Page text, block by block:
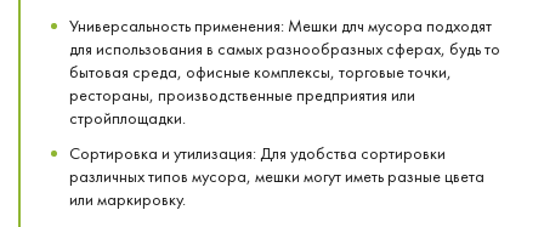
Универсальность применения: Мешки длч мусора подходят
для использования в самых разнообразных сферах, будь то
бытовая среда, офисные комплексы, торговые точки,
рестораны, производственные предприятия или
стройплощадки.
Сортировка и утилизация: Для удобства сортировки
различных типов мусора, мешки могут иметь разные цвета
или маркировку.